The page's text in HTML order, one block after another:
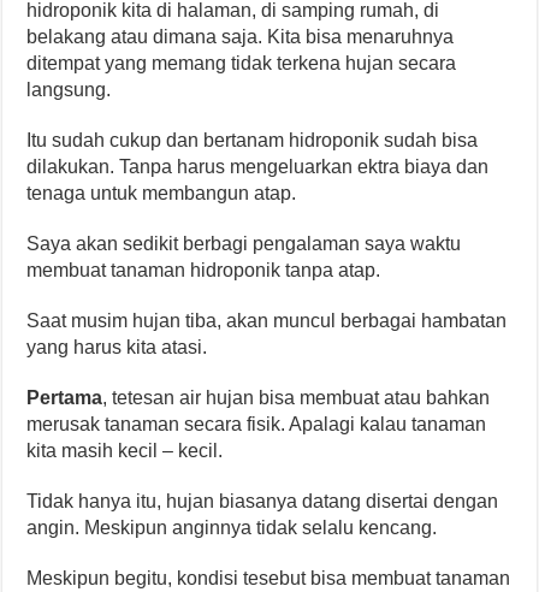
hidroponik kita di halaman, di samping rumah, di
belakang atau dimana saja. Kita bisa menaruhnya
ditempat yang memang tidak terkena hujan secara
langsung.
Itu sudah cukup dan bertanam hidroponik sudah bisa
dilakukan. Tanpa harus mengeluarkan ektra biaya dan
tenaga untuk membangun atap.
Saya akan sedikit berbagi pengalaman saya waktu
membuat tanaman hidroponik tanpa atap.
Saat musim hujan tiba, akan muncul berbagai hambatan
yang harus kita atasi.
Pertama, tetesan air hujan bisa membuat atau bahkan
merusak tanaman secara fisik. Apalagi kalau tanaman
kita masih kecil – kecil.
Tidak hanya itu, hujan biasanya datang disertai dengan
angin. Meskipun anginnya tidak selalu kencang.
Meskipun begitu, kondisi tesebut bisa membuat tanaman